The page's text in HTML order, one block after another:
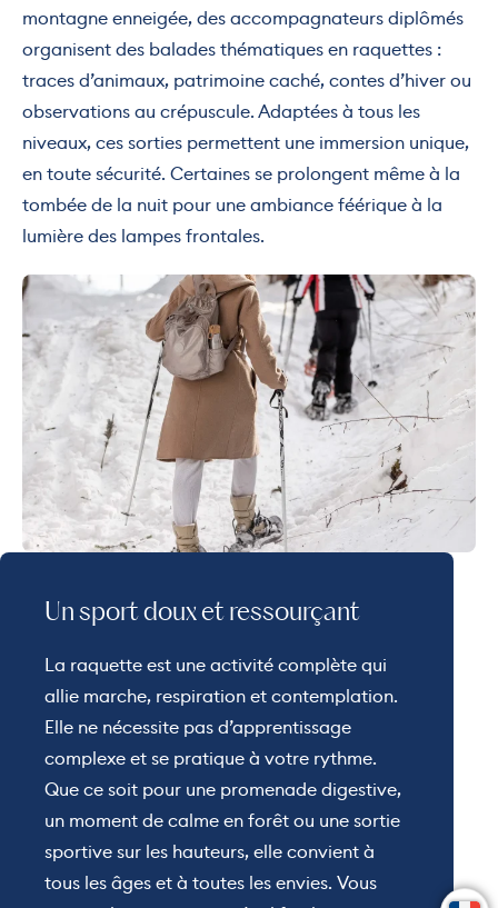
montagne enneigée, des accompagnateurs diplômés
organisent des balades thématiques en raquettes :
traces d’animaux, patrimoine caché, contes d’hiver ou
observations au crépuscule. Adaptées à tous les
niveaux, ces sorties permettent une immersion unique,
en toute sécurité. Certaines se prolongent même à la
tombée de la nuit pour une ambiance féérique à la
lumière des lampes frontales.
Un sport doux et ressourçant
La raquette est une activité complète qui
allie marche, respiration et contemplation.
Elle ne nécessite pas d’apprentissage
complexe et se pratique à votre rythme.
Que ce soit pour une promenade digestive,
un moment de calme en forêt ou une sortie
sportive sur les hauteurs, elle convient à
tous les âges et à toutes les envies. Vous